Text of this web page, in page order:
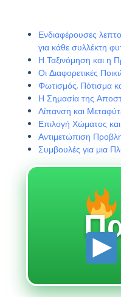
Ενδιαφέρουσες
για κάθε συλλέκτη
Η Ταξινόμηση και η
Οι Διαφορετικές
Φωτισμός, Πότισμα
Η Σημασία της
Λίπανση και
Επιλογή Χώματος
Αντιμετώπιση
Συμβουλές για μια